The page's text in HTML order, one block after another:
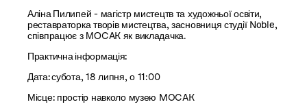
Аліна Пилипей - магістр мистецтв та художньої освіти,
реставраторка творів мистецтва, засновниця студії Noble,
співпрацює з МОCAK як викладачка.
Практична інформація:
Дата:субота, 18 липня, о 11:00
Місце:простір навколо музею MOCAK